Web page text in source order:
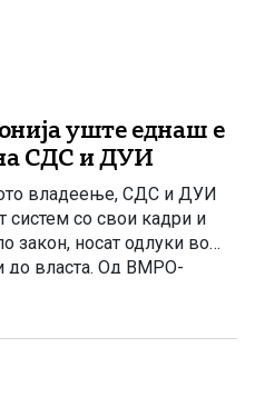
уште еднаш е
СДС и ДУИ
владеење, СДС и ДУИ
систем со свои кадри и
закон, носат одлуки во
до власта. Од ВМРО-
одлуката на ЈО
криминал тежок […]